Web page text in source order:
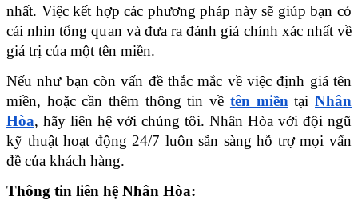
nhất. Việc kết hợp các phương pháp này sẽ giúp bạn có
cái nhìn tổng quan và đưa ra đánh giá chính xác nhất về
giá trị của một tên miền.
Nếu như bạn còn vấn đề thắc mắc về việc định giá tên
miền, hoặc cần thêm thông tin về tên miền tại Nhân
Hòa, hãy liên hệ với chúng tôi. Nhân Hòa với đội ngũ
kỹ thuật hoạt động 24/7 luôn sẵn sàng hỗ trợ mọi vấn
đề của khách hàng.
Thông tin liên hệ Nhân Hòa: